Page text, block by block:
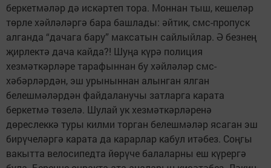
беркетмәләр дә искәртеп тора. Моннан тыш, кешеләр
төрле хәйләләргә бара башлады: әйтик, смс-пропуск
алганда “дачага бару” максатын сайлыйлар. Ә безнең
җирлектә дача кайда?! Шуңа күрә полиция
хезмәткәрләре тарафыннан бу хәйләләр смс-
хәбәрләрдән, эш урыныннан алынган ялган
белешмәләрдән файдаланучы затларга карата
беркетмә төзелә. Шулай ук хезмәткәрләренә
дөреслеккә туры килми торган белешмәләр ясаган эш
бирүчеләргә карата да карарлар кабул итәбез. Соңгы
вакытта велосипедта йөрүче балаларны еш күрергә